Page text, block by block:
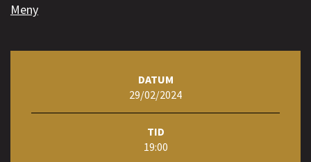
Meny
DATUM
29/02/2024
TID
19:00